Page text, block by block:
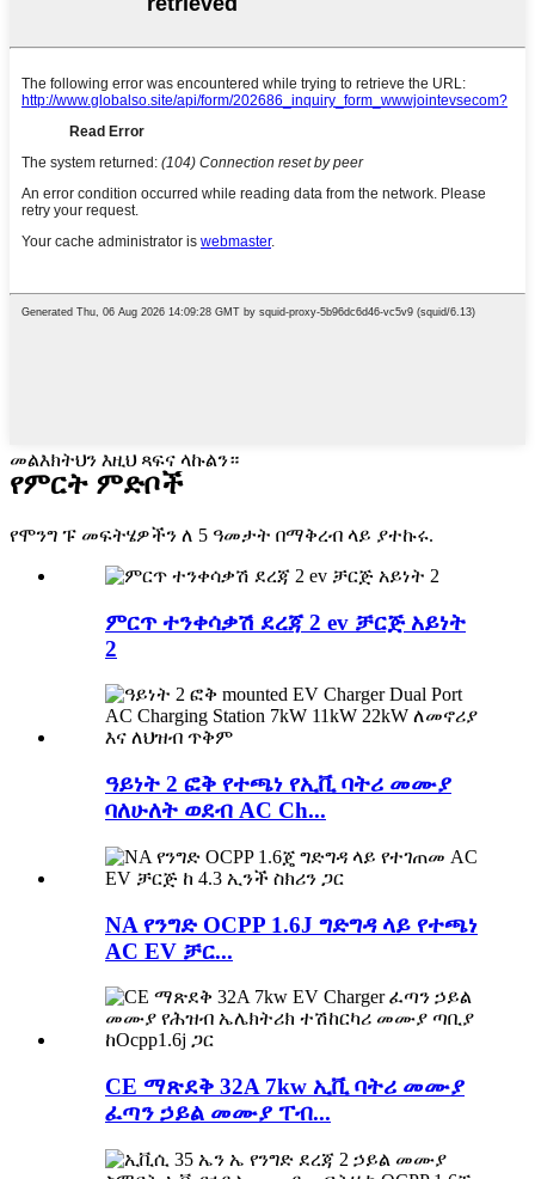
መልእክትህን እዚህ ጻፍና ላኩልን።
የምርት ምድቦች
የሞንግ ፑ መፍትሄዎችን ለ 5 ዓመታት በማቅረብ ላይ ያተኩሩ.
ምርጥ ተንቀሳቃሽ ደረጃ 2 ev ቻርጅ አይነት
2
ዓይነት 2 ፎቅ የተጫነ የኢቪ ባትሪ መሙያ
ባለሁለት ወደብ AC Ch...
NA የንግድ OCPP 1.6J ግድግዳ ላይ የተጫነ
AC EV ቻር...
CE ማጽደቅ 32A 7kw ኢቪ ባትሪ መሙያ
ፈጣን ኃይል መሙያ ፐብ...